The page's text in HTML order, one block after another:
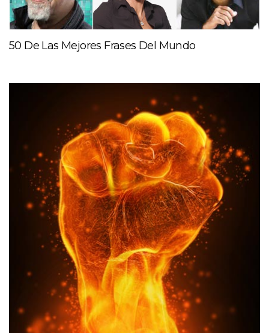
50 De Las Mejores Frases Del Mundo